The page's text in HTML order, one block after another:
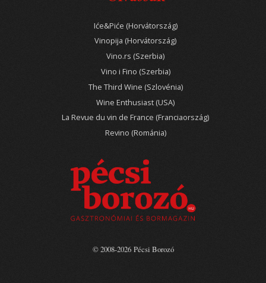
Iće&Piće (Horvátország)
Vinopija (Horvátország)
Vino.rs (Szerbia)
Vino i Fino (Szerbia)
The Third Wine (Szlovénia)
Wine Enthusiast (USA)
La Revue du vin de France (Franciaország)
Revino (Románia)
© 2008-2026 Pécsi Borozó